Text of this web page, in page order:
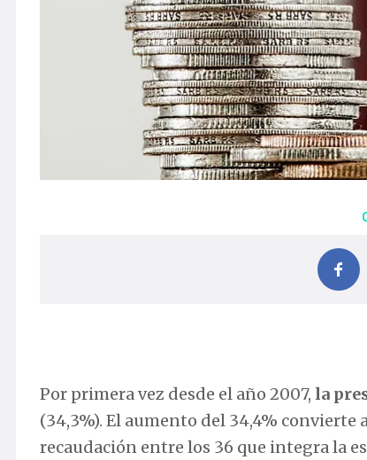
Por primera vez desde el año 2007, la
(34,3%). El aumento del 34,4% convierte
recaudación entre los 36 que integra la